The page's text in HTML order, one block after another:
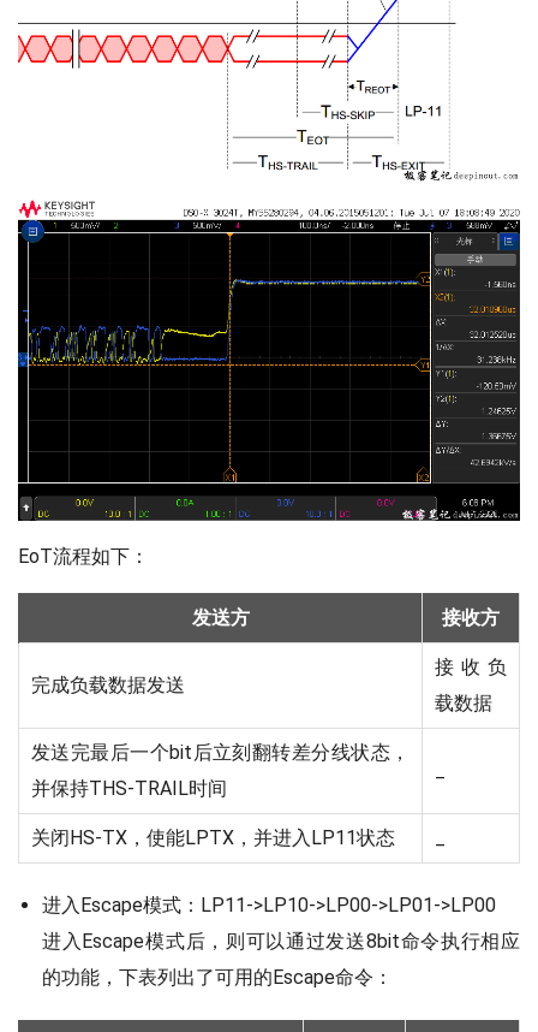
EoT流程如下：
发送方 接收方
完成负载数据发送
接收负
载数据
发送完最后一个bit后立刻翻转差分线状态，
并保持THS-TRAIL时间
关闭HS-TX，使能LPTX，并进入LP11状态
进入Escape模式：LP11->LP10->LP00->LP01->LP00
进入Escape模式后，则可以通过发送8bit命令执行相应
的功能，下表列出了可用的Escape命令：